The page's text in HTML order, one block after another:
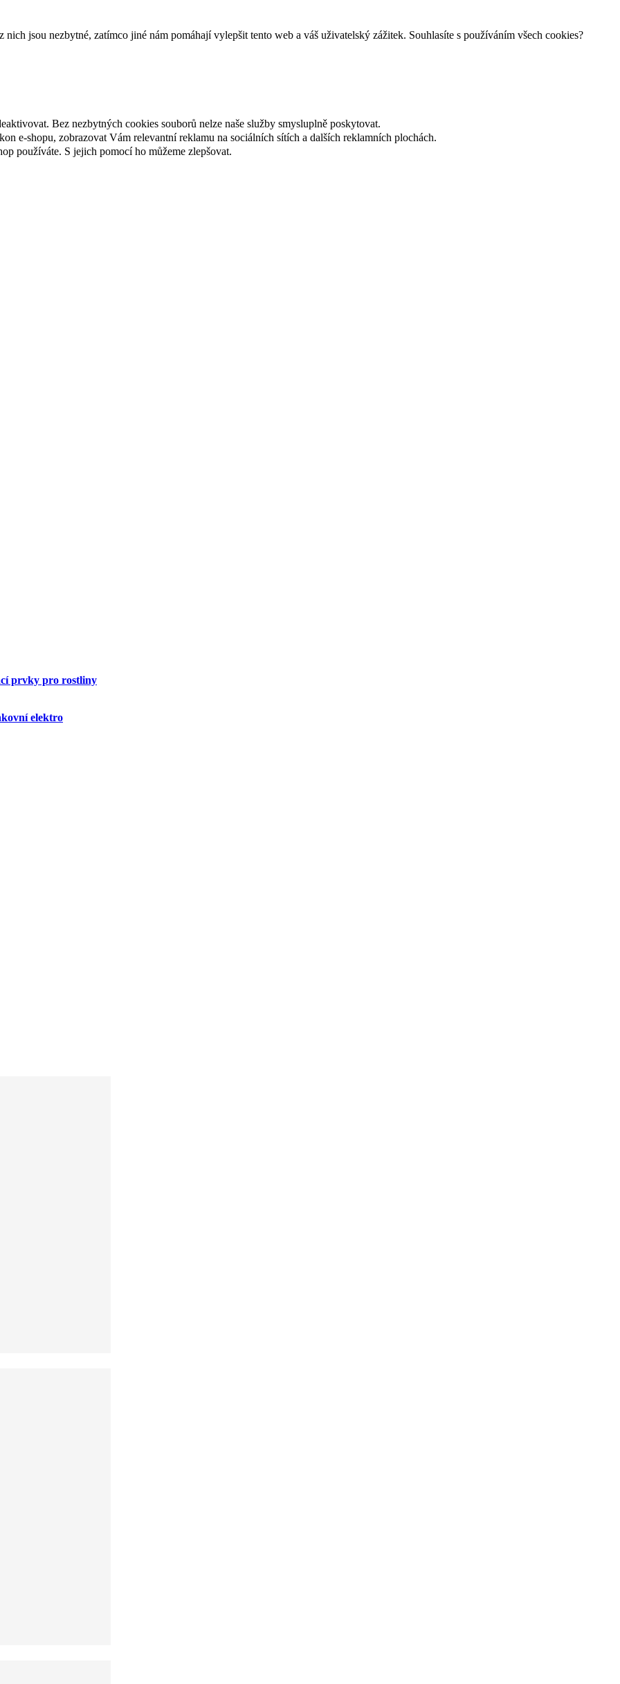
jsou nezbytné, zatímco jiné nám pomáhají vylepšit tento web a váš uživatelský zážitek. Souhlasíte s používáním všech cookies?
Bez nezbytných cookies souborů nelze naše služby smysluplně poskytovat.
e-shopu, zobrazovat Vám relevantní reklamu na sociálních sítích a dalších reklamních plochách.
používáte. S jejich pomocí ho můžeme zlepšovat.
prvky pro rostliny
elektro